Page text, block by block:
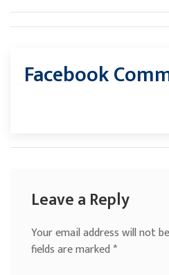
Facebook
Leave a Reply
Your email address will not
fields are marked*